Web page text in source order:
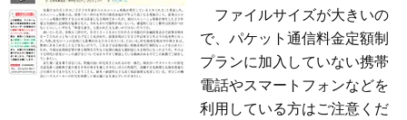
ファイルサイズが大きいの
で、パケット通信料金定額制
プランに加入していない携帯
電話やスマートフォンなどを
利用している方はご注意くだ